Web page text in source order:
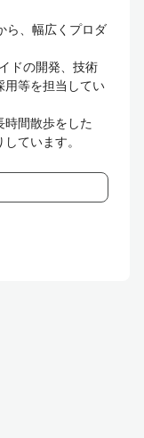
ら、幅広くプロダ
ドの開発、技術
用等を担当してい
時間散歩をした
ています。